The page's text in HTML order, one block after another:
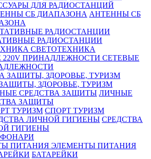
ДЛЯ РАДИОСТАНЦИЙ
АНТЕННЫ CБ
РАДИОСТАНЦИИ
СВЕТОТЕХНИКА
СЕТЕВЫЕ
ЗДОРОВЬЕ, ТУРИЗМ
ЛИЧНЫЕ
ЗАЩИТЫ
СПОРТ ТУРИЗМ
СРЕДСТВА
ГИГИЕНЫ
ФОНАРИ
ЭЛЕМЕНТЫ ПИТАНИЯ
БАТАРЕЙКИ